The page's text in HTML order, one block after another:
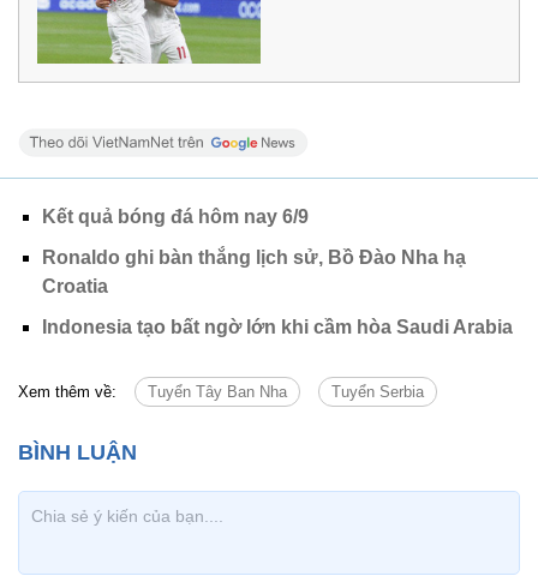
Kết quả bóng đá hôm nay 6/9
Ronaldo ghi bàn thắng lịch sử, Bồ Đào Nha hạ
Croatia
Indonesia tạo bất ngờ lớn khi cầm hòa Saudi Arabia
Xem thêm về: Tuyển Tây Ban Nha Tuyển Serbia